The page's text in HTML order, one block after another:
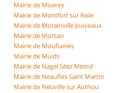
Mairie de Miserey
Mairie de Montfort sur Risle
Mairie de Morainville Jouveaux
Mairie de Morsan
Mairie de Mouflaines
Mairie de Muids
Mairie de Nagel Séez Mesnil
Mairie de Neaufles Saint Martin
Mairie de Neuville sur Authou